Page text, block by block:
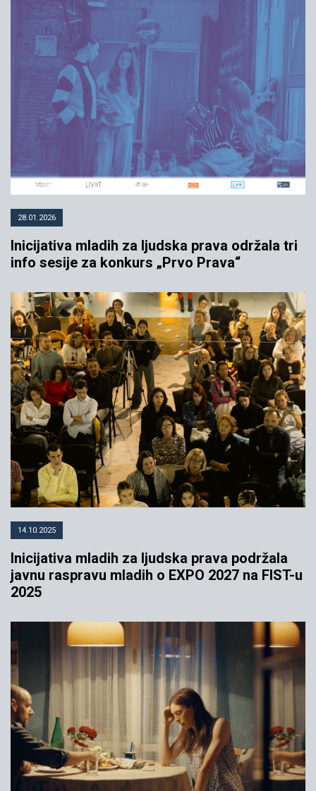
28.01.2026
Inicijativa mladih za ljudska prava održala tri
info sesije za konkurs „Prvo Prava“
14.10.2025
Inicijativa mladih za ljudska prava podržala
javnu raspravu mladih o EXPO 2027 na FIST-u
2025